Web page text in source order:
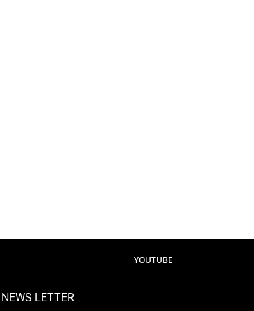
YOUTUBE
NEWS LETTER